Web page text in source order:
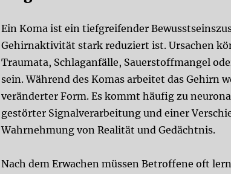
Ein Koma ist ein tiefgreifender
Gehirnaktivität stark reduziert ist. Ursachen
Traumata, Schlaganfälle, Sauerstoffmangel
sein. Während des Komas arbeitet das Gehirn
veränderter Form. Es kommt häufig zu
gestörter Signalverarbeitung und einer
Wahrnehmung von Realität und Gedächtnis.
Nach dem Erwachen müssen Betroffene oft